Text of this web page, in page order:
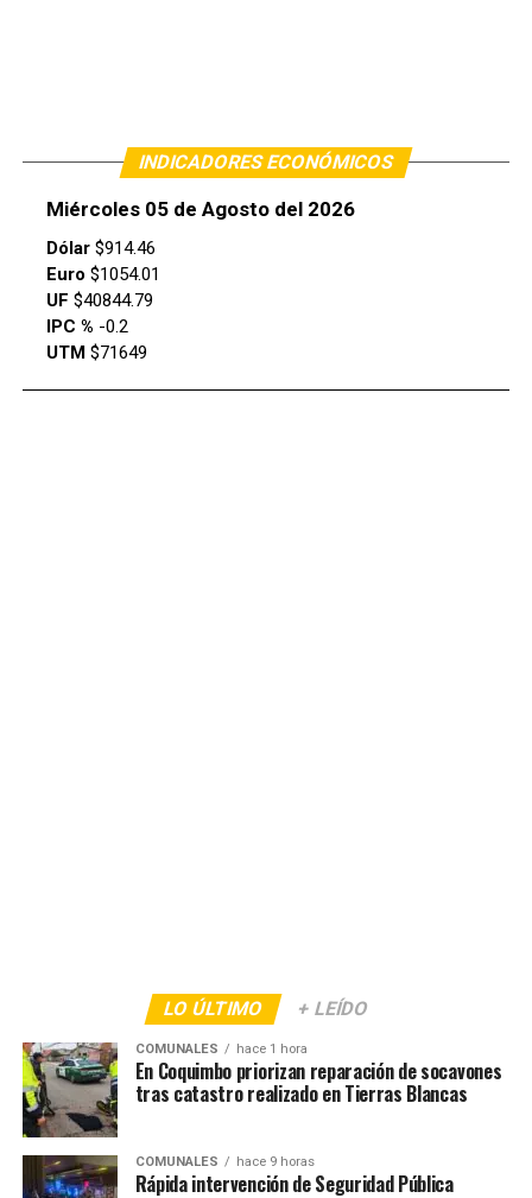
INDICADORES ECONÓMICOS
Miércoles 05 de Agosto del 2026
Dólar$914.46
Euro $1054.01
UF $40844.79
IPC % -0.2
UTM$71649
LO ÚLTIMO + LEÍDO
COMUNALES hace 1 hora
En Coquimbo priorizan reparación de socavones
tras catastro realizado en Tierras Blancas
COMUNALES hace 9 horas
Rápida intervención de Seguridad Pública